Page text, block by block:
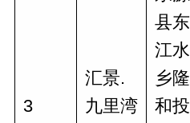
3
汇景.
九里湾
县东
江水
乡隆
和投